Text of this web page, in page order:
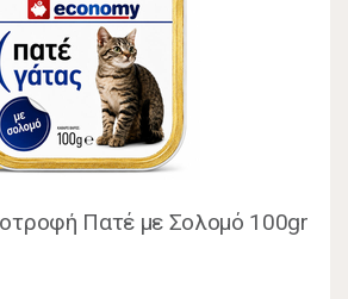
Πατέ με Σολομό 100gr